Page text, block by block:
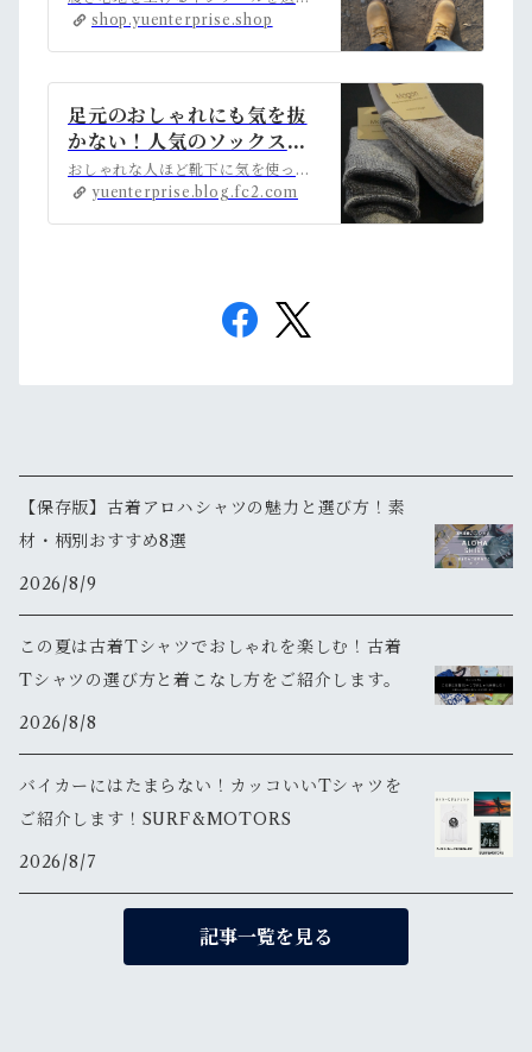
選び方もご紹介します。 |
アメカジ古着ファッション
ASE店 powered by BA
SE
shop.yuenterprise.shop
足元のおしゃれにも気を抜
かない！人気のソックスブ
ランド5選
おしゃれな人ほど靴下に気を使っています。カラーやデザインはもちろんのこと、素材や履き心地などで良い靴下を選んでいます。いつもは3足で1000円の靴下など、あまり見えないので気をつかってないという方も多いのではないでしょうか。普段はともかく、ちょっとした場に出る際には足元のおしゃれも気になりますよね。ここではおしゃれな靴下の簡単な選び方や、比較的お求め安い価格…
yuenterprise.blog.fc2.com
【保存版】古着アロハシャツの魅力と選び方！素
材・柄別おすすめ8選
2026/8/9
この夏は古着Tシャツでおしゃれを楽しむ！古着
Tシャツの選び方と着こなし方をご紹介します。
2026/8/8
バイカーにはたまらない！カッコいいTシャツを
ご紹介します！SURF&MOTORS
2026/8/7
記事一覧を見る